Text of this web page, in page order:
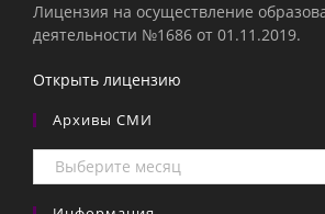
Лицензия на осуществление
деятельности №1686 от 01.11.2019.
Открыть лицензию
Архивы СМИ
Архивы
СМИ